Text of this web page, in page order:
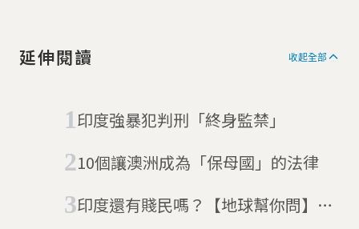
延伸閱讀 收起全部
印度強暴犯判刑「終身監禁」
10個讓澳洲成為「保母國」的法律
印度還有賤民嗎？【地球幫你問】印